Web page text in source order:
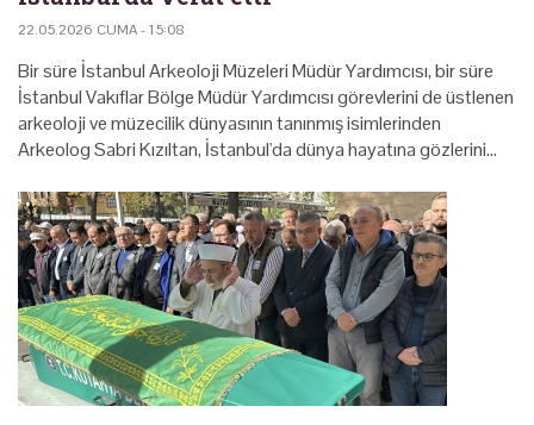
22.05.2026 CUMA - 15:08
Bir süre İstanbul Arkeoloji Müzeleri Müdür Yardımcısı, bir süre
İstanbul Vakıflar Bölge Müdür Yardımcısı görevlerini de üstlenen
arkeoloji ve müzecilik dünyasının tanınmış isimlerinden
Arkeolog Sabri Kızıltan, İstanbul'da dünya hayatına gözlerini…